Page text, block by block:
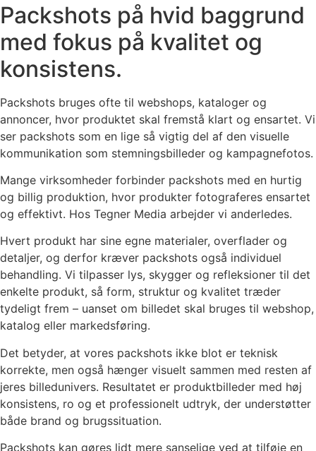
Packshots på hvid baggrund
med fokus på kvalitet og
konsistens.
Packshots bruges ofte til webshops, kataloger og
annoncer, hvor produktet skal fremstå klart og ensartet. Vi
ser packshots som en lige så vigtig del af den visuelle
kommunikation som stemningsbilleder og kampagnefotos.
Mange virksomheder forbinder packshots med en hurtig
og billig produktion, hvor produkter fotograferes ensartet
og effektivt. Hos Tegner Media arbejder vi anderledes.
Hvert produkt har sine egne materialer, overflader og
detaljer, og derfor kræver packshots også individuel
behandling. Vi tilpasser lys, skygger og refleksioner til det
enkelte produkt, så form, struktur og kvalitet træder
tydeligt frem – uanset om billedet skal bruges til webshop,
katalog eller markedsføring.
Det betyder, at vores packshots ikke blot er teknisk
korrekte, men også hænger visuelt sammen med resten af
jeres billedunivers. Resultatet er produktbilleder med høj
konsistens, ro og et professionelt udtryk, der understøtter
både brand og brugssituation.
Packshots kan gøres lidt mere sanselige ved at tilføje en